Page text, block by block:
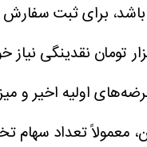
اولیه اخیر و
معمولاً تعداد سهام